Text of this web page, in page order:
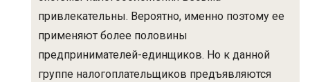
привлекательны. Вероятно, именно поэтому ее
применяют более половины
предпринимателей-единщиков. Но к данной
группе налогоплательщиков предъявляются